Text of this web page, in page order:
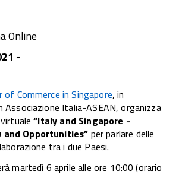
Online
-
of Commerce in Singapore, in
Associazione Italia-ASEAN, organizza
“Italy and Singapore -
Opportunities” per parlare delle
tra i due Paesi.
martedì 6 aprile alle ore 10:00 (orario